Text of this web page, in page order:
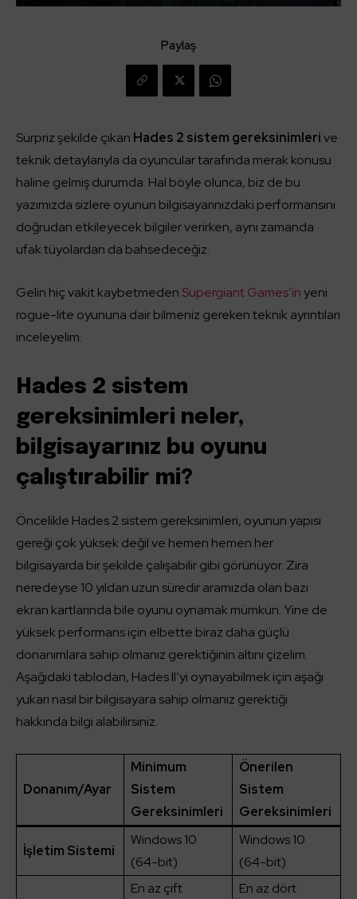
Paylaş
Sürpriz şekilde çıkan Hades 2 sistem gereksinimlerive
teknik detaylarıyla da oyuncular tarafında merak konusu
haline gelmiş durumda. Hal böyle olunca, biz de bu
yazımızda sizlere oyunun bilgisayarınızdaki performansını
doğrudan etkileyecek bilgiler verirken, aynı zamanda
ufak tüyolardan da bahsedeceğiz.
Gelin hiç vakit kaybetmeden Supergiant Games’in yeni
rogue-lite oyununa dair bilmeniz gereken teknik ayrıntıları
inceleyelim.
Hades 2 sistem
gereksinimleri neler,
bilgisayarınız bu oyunu
çalıştırabilir mi?
Öncelikle Hades 2 sistem gereksinimleri, oyunun yapısı
gereği çok yüksek değil ve hemen hemen her
bilgisayarda bir şekilde çalışabilir gibi görünüyor. Zira
neredeyse 10 yıldan uzun süredir aramızda olan bazı
ekran kartlarında bile oyunu oynamak mümkün. Yine de
yüksek performans için elbette biraz daha güçlü
donanımlara sahip olmanız gerektiğinin altını çizelim.
Aşağıdaki tablodan, Hades II’yi oynayabilmek için aşağı
yukarı nasıl bir bilgisayara sahip olmanız gerektiği
hakkında bilgi alabilirsiniz.
Donanım/Ayar
Minimum
Sistem
Gereksinimleri
Önerilen
Sistem
Gereksinimleri
İşletim Sistemi
Windows 10
(64-bit)
Windows 10
(64-bit)
En az çift
En az dört